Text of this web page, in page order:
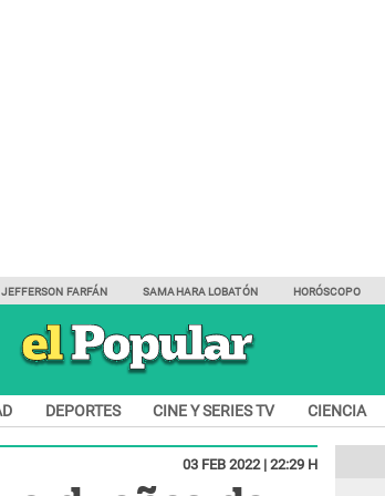
JEFFERSON FARFÁN SAMAHARA LOBATÓN HORÓSCOPO
DEPORTES CINE Y SERIES TV CIENCIA
03 FEB 2022 | 22:29 H